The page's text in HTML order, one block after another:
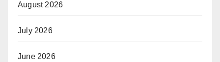
August 2026
July 2026
June 2026